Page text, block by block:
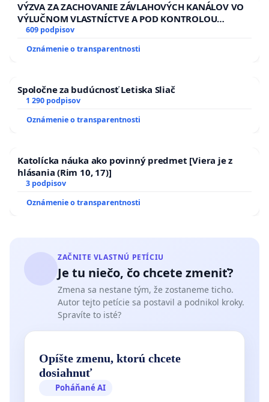
VÝZVA ZA ZACHOVANIE ZÁVLAHOVÝCH KANÁLOV VO
VÝLUČNOM VLASTNÍCTVE A POD KONTROLOU
SLOVENSKEJ REPUBLIKY & žiadosť na riešenie
zanedbaného stavu závlahových a odvodňovacích
kanálov na Slovensku
609 podpisov
Oznámenie o transparentnosti
Spoločne za budúcnosť Letiska Sliač
1 290 podpisov
Oznámenie o transparentnosti
Katolícka náuka ako povinný predmet [Viera je z
hlásania (Rim 10, 17)]
3 podpisov
Oznámenie o transparentnosti
ZAČNITE VLASTNÚ PETÍCIU
Je tu niečo, čo chcete zmeniť?
Zmena sa nestane tým, že zostaneme ticho.
Autor tejto petície sa postavil a podnikol kroky.
Spravíte to isté?
Opíšte zmenu, ktorú chcete
dosiahnuť
Poháňané AI